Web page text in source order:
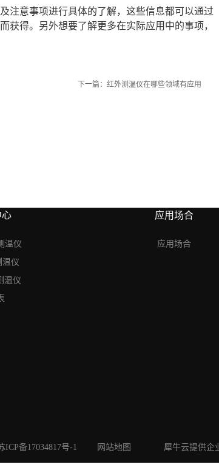
注意事项进行具体的了解，这些信息都可以通过
获得。另外想要了解更多在实际应用中的事项，
下一篇： 红外测温仪在哪些领域有应用
心
温仪
温仪
温仪
应用场合
应用场合
ICP备17034817号-1 网站地图 犀牛云提供企